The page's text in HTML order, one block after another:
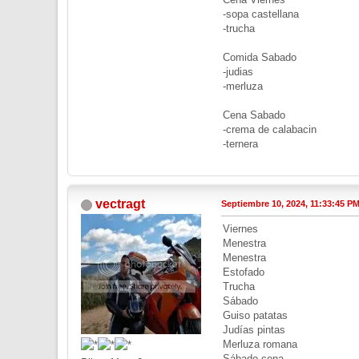
-sopa castellana
-trucha
Comida Sabado
-judias
-merluza
Cena Sabado
-crema de calabacin
-ternera
vectragt Septiembre 10, 2024, 11:33:45 PM
Viernes
Menestra
Menestra
Estofado
Trucha
Sábado
Guiso patatas
Judías pintas
Merluza romana